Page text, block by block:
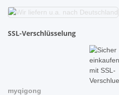
SSL-Verschlüsselung
myqigong